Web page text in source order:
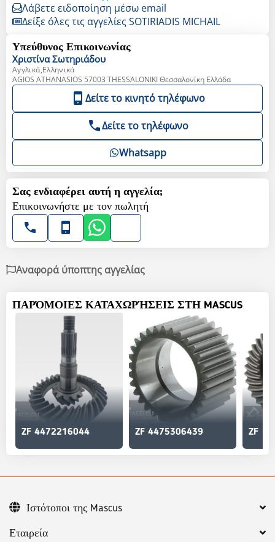
Λάβετε ειδοποίηση μέσω email
Δείξε όλες τις αγγελίες SOTIRIADIS MICHAIL
Υπεύθυνος Επικοινωνίας
Χριστίνα Σωτηριάδου
Αγγλικά,Ελληνικά
AGIOS ATHANASIOS 57003 THESSALONIKI Θεσσαλονίκη Ελλάδα
Δείτε το κινητό τηλέφωνο
Δείτε το τηλέφωνο
Whatsapp
Σας ενδιαφέρει αυτή η αγγελία;
Επικοινωνήστε με τον πωλητή
Αναφορά ύποπτης αγγελίας
ΠΑΡΌΜΟΙΕΣ ΚΑΤΑΧΩΡΉΣΕΙΣ ΣΤΗ MASCUS
ZF 4472216044 ZF 4475306439 ZF
Εταιρεία
Ιστότοποι της Mascus